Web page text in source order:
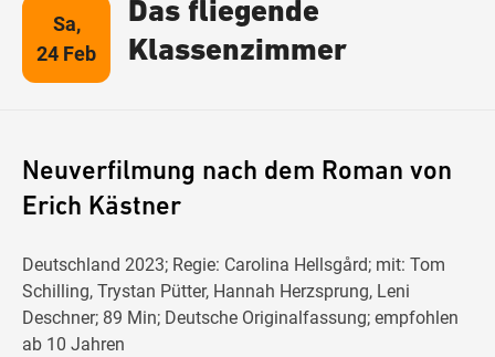
Sa,
24 Feb
Das fliegende
Klassenzimmer
Neuverfilmung nach dem Roman von
Erich Kästner
Deutschland 2023; Regie: Carolina Hellsgård; mit: Tom
Schilling, Trystan Pütter, Hannah Herzsprung, Leni
Deschner; 89 Min; Deutsche Originalfassung; empfohlen
ab 10 Jahren